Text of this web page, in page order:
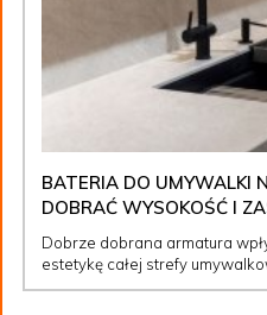
BATERIA DO UMYWALKI
DOBRAĆ WYSOKOŚĆ I
Dobrze dobrana armatura
estetykę całej strefy